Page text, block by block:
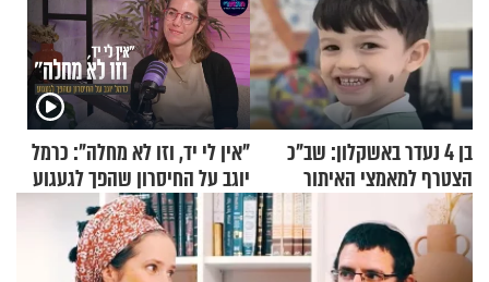
בן 4 נעדר באשקלון: שב"כ
הצטרף למאמצי האיתור
"אין לי יד, וזו לא מחלה": כרמל
יוגב על החיסרון שהפך לגעגוע